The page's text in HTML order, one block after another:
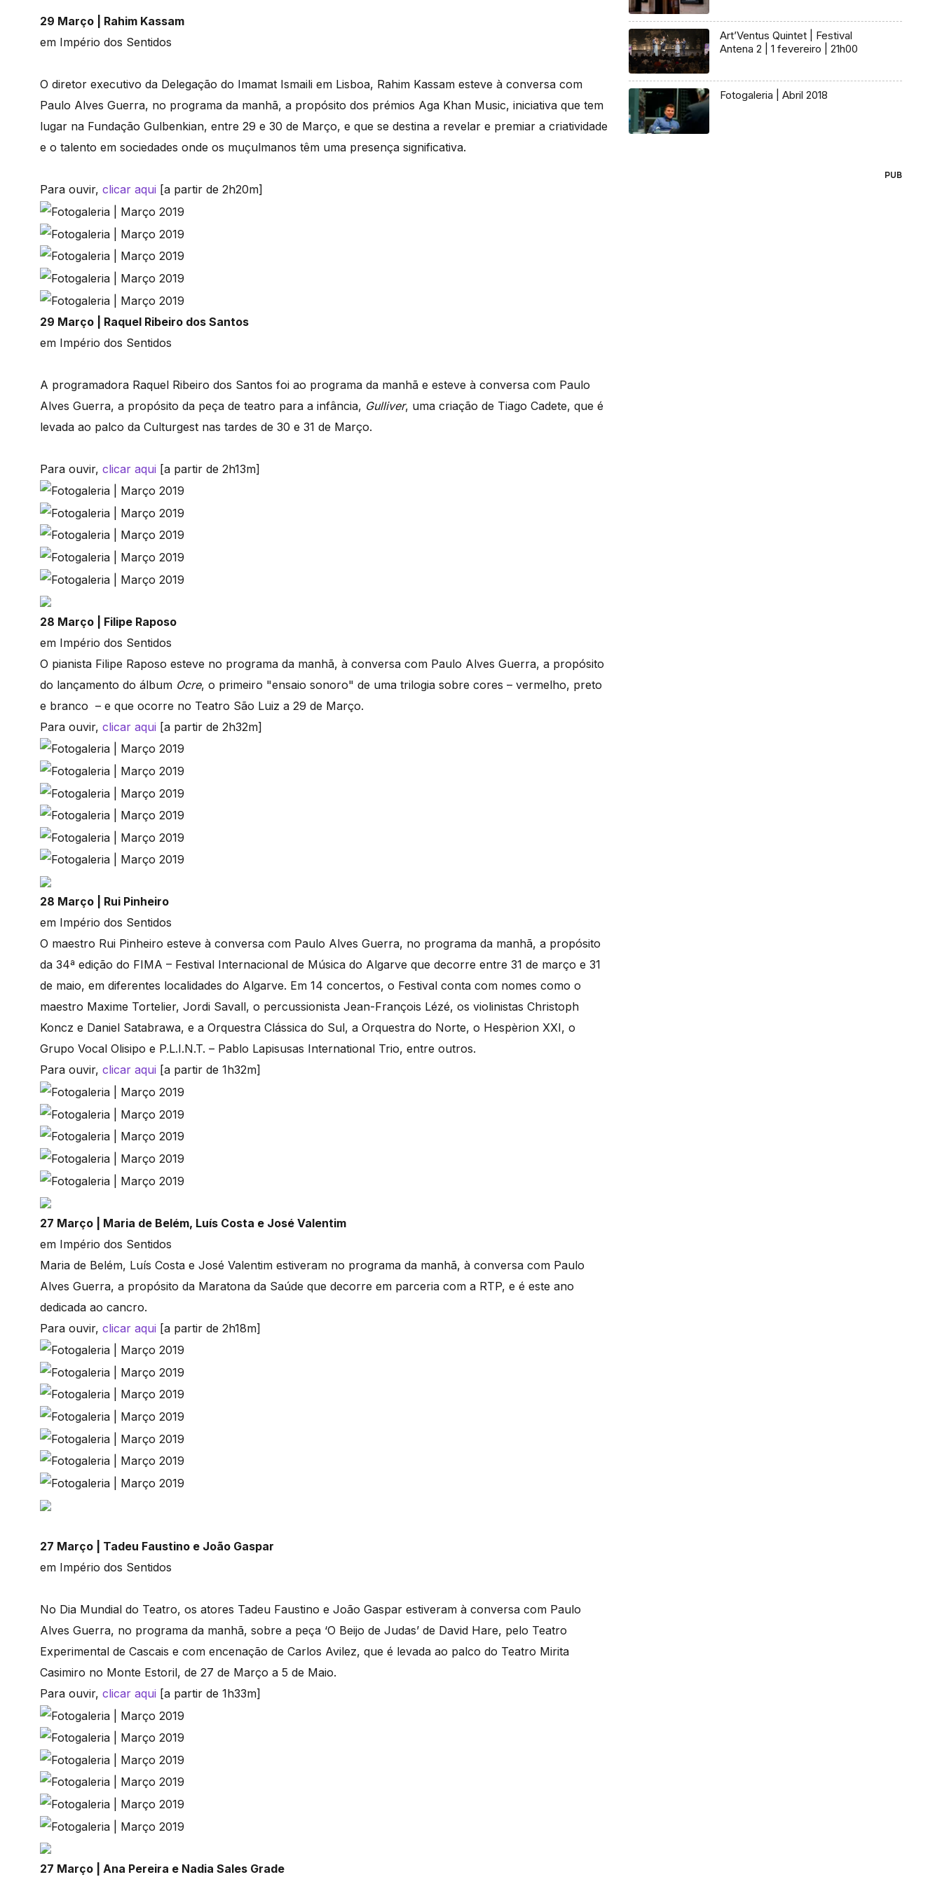
29 Março | Rahim Kassam
em Império dos Sentidos
O diretor executivo da Delegação do Imamat Ismaili em Lisboa, Rahim Kassam esteve à conversa com
Paulo Alves Guerra, no programa da manhã, a propósito dos prémios Aga Khan Music, iniciativa que tem
lugar na Fundação Gulbenkian, entre 29 e 30 de Março, e que se destina a revelar e premiar a criatividade
e o talento em sociedades onde os muçulmanos têm uma presença significativa.
Para ouvir, clicar aqui [a partir de 2h20m]
29 Março | Raquel Ribeiro dos Santos
em Império dos Sentidos
A programadora Raquel Ribeiro dos Santos foi ao programa da manhã e esteve à conversa com Paulo
Alves Guerra, a propósito da peça de teatro para a infância, Gulliver, uma criação de Tiago Cadete, que é
levada ao palco da Culturgest nas tardes de 30 e 31 de Março.
Para ouvir, clicar aqui [a partir de 2h13m]
28 Março | Filipe Raposo
em Império dos Sentidos
O pianista Filipe Raposo esteve no programa da manhã, à conversa com Paulo Alves Guerra, a propósito
do lançamento do álbum Ocre, o primeiro "ensaio sonoro" de uma trilogia sobre cores – vermelho, preto
e branco – e que ocorre no Teatro São Luiz a 29 de Março.
Para ouvir, clicar aqui [a partir de 2h32m]
28 Março | Rui Pinheiro
em Império dos Sentidos
O maestro Rui Pinheiro esteve à conversa com Paulo Alves Guerra, no programa da manhã, a propósito
da 34ª edição do FIMA – Festival Internacional de Música do Algarve que decorre entre 31 de março e 31
de maio, em diferentes localidades do Algarve. Em 14 concertos, o Festival conta com nomes como o
maestro Maxime Tortelier, Jordi Savall, o percussionista Jean-François Lézé, os violinistas Christoph
Koncz e Daniel Satabrawa, e a Orquestra Clássica do Sul, a Orquestra do Norte, o Hespèrion XXI, o
Grupo Vocal Olisipo e P.L.I.N.T. – Pablo Lapisusas International Trio, entre outros.
Para ouvir, clicar aqui [a partir de 1h32m]
27 Março | Maria de Belém, Luís Costa e José Valentim
em Império dos Sentidos
Maria de Belém, Luís Costa e José Valentim estiveram no programa da manhã, à conversa com Paulo
Alves Guerra, a propósito da Maratona da Saúde que decorre em parceria com a RTP, e é este ano
dedicada ao cancro.
Para ouvir, clicar aqui [a partir de 2h18m]
27 Março | Tadeu Faustino e João Gaspar
em Império dos Sentidos
No Dia Mundial do Teatro, os atores Tadeu Faustino e João Gaspar estiveram à conversa com Paulo
Alves Guerra, no programa da manhã, sobre a peça ‘O Beijo de Judas’ de David Hare, pelo Teatro
Experimental de Cascais e com encenação de Carlos Avilez, que é levada ao palco do Teatro Mirita
Casimiro no Monte Estoril, de 27 de Março a 5 de Maio.
Para ouvir, clicar aqui [a partir de 1h33m]
27 Março | Ana Pereira e Nadia Sales Grade
Art’Ventus Quintet | Festival
Antena 2 | 1 fevereiro | 21h00
Fotogaleria | Abril 2018
PUB